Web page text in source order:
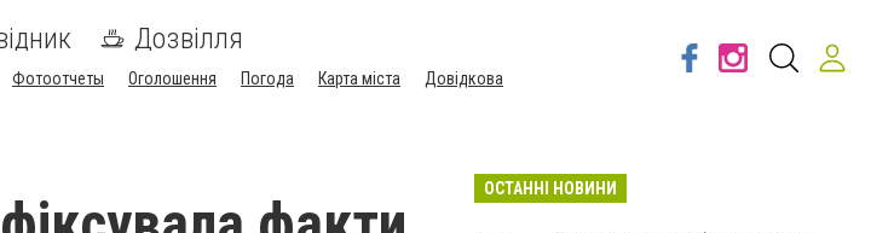
Дозвілля
Фотоотчеты Оголошення Погода Карта міста Довідкова
ОСТАННІ НОВИНИ